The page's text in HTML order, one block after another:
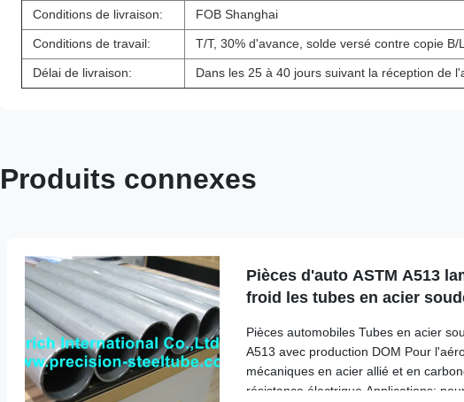
Conditions de livraison: FOB Shanghai
Conditions de travail: T/T, 30% d'avance, solde versé contre copie B/L
Délai de livraison: Dans les 25 à 40 jours suivant la réception de
Produits connexes
Pièces d'auto ASTM A513
froid les tubes en acier
Pièces automobiles Tubes en acier
A513 avec production DOM Pour
mécaniques en acier allié et en
résistance électrique Applications: